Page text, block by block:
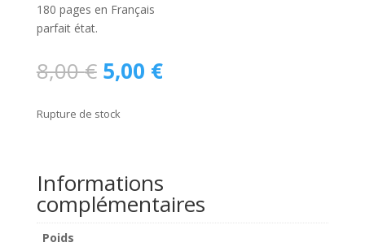
180 pages en Français
parfait état.
8,00€ Le
prix
initial
était :
5,00 €Le
prix
Rupture de stock
Informations
complémentaires
Poids